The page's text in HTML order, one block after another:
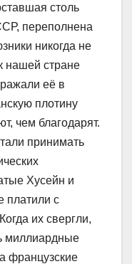
столь
переполнена
никогда не
нашей стране
её в
плотину
чем благодарят.
принимать
Хусейн и
платили с
их свергли,
миллиардные
французские